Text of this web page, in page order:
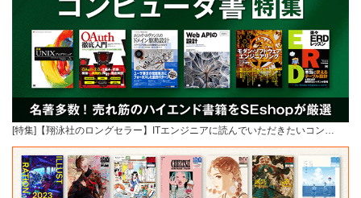
[特集]【翔泳社のロングセラー】ITエンジニアに読んでいただきたいコン…